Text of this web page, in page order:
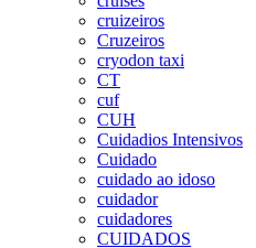
cruizeiros
Cruzeiros
cryodon taxi
CT
cuf
CUH
Cuidadios Intensivos
Cuidado
cuidado ao idoso
cuidador
cuidadores
CUIDADOS